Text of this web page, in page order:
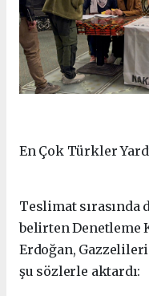
En Çok Türkler
Teslimat sırasında
belirten Denetleme
Erdoğan,
şu sözlerle aktardı: